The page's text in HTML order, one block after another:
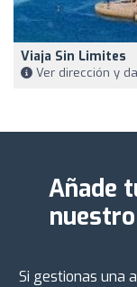
Viaja Sin Limites
Ver dirección y
Añade
Si gestionas una